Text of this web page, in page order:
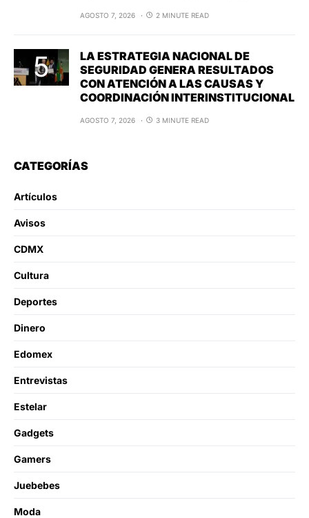
AGOSTO 7, 2026 2 MINUTE READ
LA ESTRATEGIA NACIONAL DE
SEGURIDAD GENERA RESULTADOS
CON ATENCIÓN A LAS CAUSAS Y
COORDINACIÓN INTERINSTITUCIONAL
AGOSTO 7, 2026 3 MINUTE READ
CATEGORÍAS
Artículos
Avisos
CDMX
Cultura
Deportes
Dinero
Edomex
Entrevistas
Estelar
Gadgets
Gamers
Juebebes
Moda